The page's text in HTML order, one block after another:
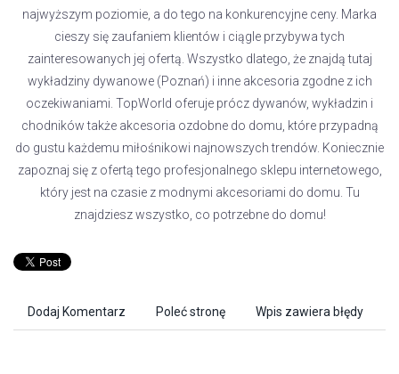
najwyższym poziomie, a do tego na konkurencyjne ceny. Marka
cieszy się zaufaniem klientów i ciągle przybywa tych
zainteresowanych jej ofertą. Wszystko dlatego, że znajdą tutaj
wykładziny dywanowe (Poznań) i inne akcesoria zgodne z ich
oczekiwaniami. TopWorld oferuje prócz dywanów, wykładzin i
chodników także akcesoria ozdobne do domu, które przypadną
do gustu każdemu miłośnikowi najnowszych trendów. Koniecznie
zapoznaj się z ofertą tego profesjonalnego sklepu internetowego,
który jest na czasie z modnymi akcesoriami do domu. Tu
znajdziesz wszystko, co potrzebne do domu!
Dodaj Komentarz Poleć stronę Wpis zawiera błędy